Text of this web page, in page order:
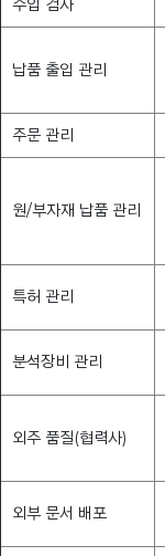
수입 검사
납품 출입 관리
주문 관리
원/부자재 납품 관리
특허 관리
분석장비 관리
외주 품질(협력사)
외부 문서 배포